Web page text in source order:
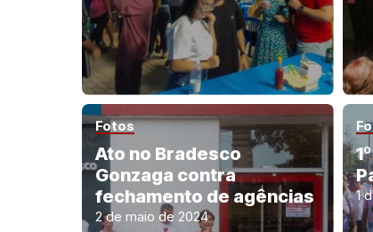
Fotos
Ato no Bradesco
Gonzaga contra
fechamento de agências
2 de maio de 2024
1